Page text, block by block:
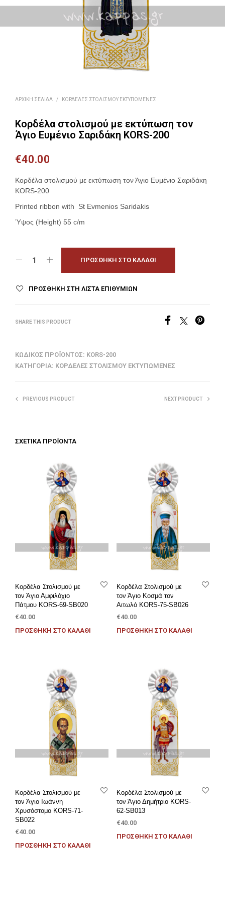
ΑΡΧΙΚΉ ΣΕΛΊΔΑ / ΚΟΡΔΈΛΕΣ ΣΤΟΛΙΣΜΟΎ ΕΚΤΥΠΩΜΈΝΕΣ
Κορδέλα στολισμού με εκτύπωση τον
Άγιο Ευμένιο Σαριδάκη KORS-200
€40.00
Κορδέλα στολισμού με εκτύπωση τον Άγιο Ευμένιο Σαριδάκη
KORS-200
Printed ribbon with St Evmenios Saridakis
Ύψος (Height) 55 c/m
ΠΡΟΣΘΉΚΗ ΣΤΟ ΚΑΛΆΘΙ
ΠΡΟΣΘΉΚΗ ΣΤΗ ΛΊΣΤΑ ΕΠΙΘΥΜΙΏΝ
SHARE THIS PRODUCT
ΚΩΔΙΚΌΣ ΠΡΟΪΌΝΤΟΣ: KORS-200
ΚΑΤΗΓΟΡΊΑ: ΚΟΡΔΈΛΕΣ ΣΤΟΛΙΣΜΟΎ ΕΚΤΥΠΩΜΈΝΕΣ
PREVIOUS PRODUCT NEXT PRODUCT
ΣΧΕΤΙΚΆ ΠΡΟΪΌΝΤΑ
Κορδέλα Στολισμού με
τον Άγιο Αμφιλόχιο
Πάτμου KORS-69-SB020
€40.00
ΠΡΟΣΘΉΚΗ ΣΤΟ ΚΑΛΆΘΙ
Κορδέλα Στολισμού με
τον Άγιο Κοσμά τον
Αιτωλό KORS-75-SB026
€40.00
ΠΡΟΣΘΉΚΗ ΣΤΟ ΚΑΛΆΘΙ
Κορδέλα Στολισμού με
τον Άγιο Ιωάννη
Χρυσόστομο KORS-71-
SB022
€40.00
ΠΡΟΣΘΉΚΗ ΣΤΟ ΚΑΛΆΘΙ
Κορδέλα Στολισμού με
τον Άγιο Δημήτριο KORS-
62-SB013
€40.00
ΠΡΟΣΘΉΚΗ ΣΤΟ ΚΑΛΆΘΙ